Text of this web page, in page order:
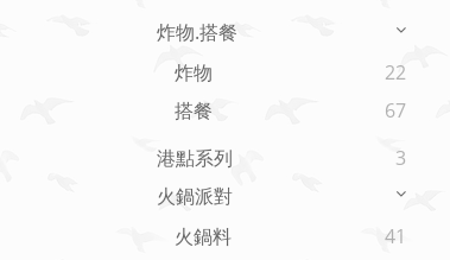
炸物.搭餐
炸物
22
搭餐
67
港點系列
3
火鍋派對
火鍋料
41